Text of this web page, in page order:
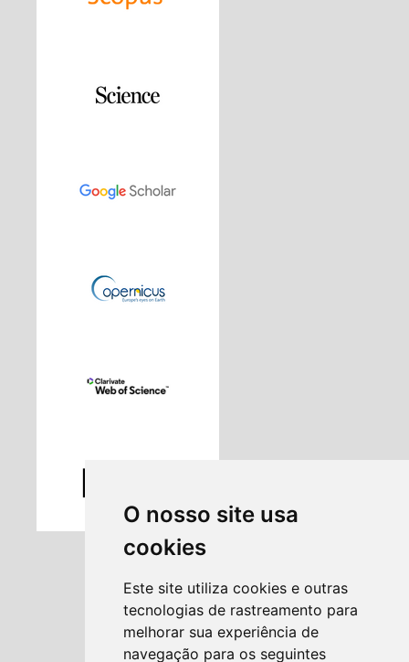
O nosso site usa
cookies
Este site utiliza cookies e outras
tecnologias de rastreamento para
melhorar sua experiência de
navegação para os seguintes